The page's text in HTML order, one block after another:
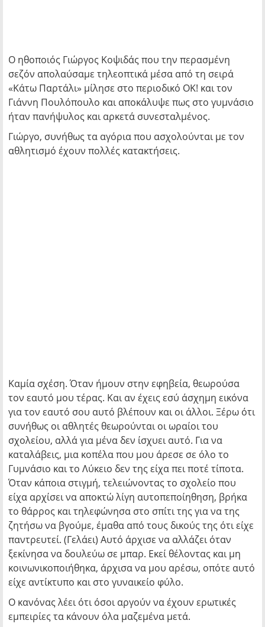
Ο ηθοποιός Γιώργος Κοψιδάς που την περασμένη
σεζόν απολαύσαμε τηλεοπτικά μέσα από τη σειρά
«Κάτω Παρτάλι» μίλησε στο περιοδικό ΟΚ! και τον
Γιάννη Πουλόπουλο και αποκάλυψε πως στο γυμνάσιο
ήταν πανήψυλος και αρκετά συνεσταλμένος.
Γιώργο, συνήθως τα αγόρια που ασχολούνται με τον
αθλητισμό έχουν πολλές κατακτήσεις.
Καμία σχέση. Όταν ήμουν στην εφηβεία, θεωρούσα
τον εαυτό μου τέρας. Και αν έχεις εσύ άσχημη εικόνα
για τον εαυτό σου αυτό βλέπουν και οι άλλοι. Ξέρω ότι
συνήθως οι αθλητές θεωρούνται οι ωραίοι του
σχολείου, αλλά για μένα δεν ίσχυει αυτό. Για να
καταλάβεις, μια κοπέλα που μου άρεσε σε όλο το
Γυμνάσιο και το Λύκειο δεν της είχα πει ποτέ τίποτα.
Όταν κάποια στιγμή, τελειώνοντας το σχολείο που
είχα αρχίσει να αποκτώ λίγη αυτοπεποίηθηση, βρήκα
το θάρρος και τηλεφώνησα στο σπίτι της για να της
ζητήσω να βγούμε, έμαθα από τους δικούς της ότι είχε
παντρευτεί. (Γελάει) Αυτό άρχισε να αλλάζει όταν
ξεκίνησα να δουλεύω σε μπαρ. Εκεί θέλοντας και μη
κοινωνικοποιήθηκα, άρχισα να μου αρέσω, οπότε αυτό
είχε αντίκτυπο και στο γυναικείο φύλο.
Ο κανόνας λέει ότι όσοι αργούν να έχουν ερωτικές
εμπειρίες τα κάνουν όλα μαζεμένα μετά.